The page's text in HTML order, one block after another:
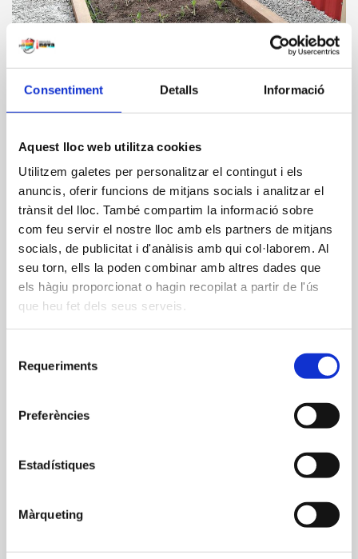
Consentiment Detalls Informació
Aquest lloc web utilitza cookies
Utilitzem galetes per personalitzar el contingut i els
anuncis, oferir funcions de mitjans socials i analitzar el
trànsit del lloc. També compartim la informació sobre
com feu servir el nostre lloc amb els partners de mitjans
socials, de publicitat i d'anàlisis amb qui col·laborem. Al
seu torn, ells la poden combinar amb altres dades que
els hàgiu proporcionat o hagin recopilat a partir de l'ús
que heu fet dels seus serveis.
Requeriments
Preferències
Estadístiques
Màrqueting